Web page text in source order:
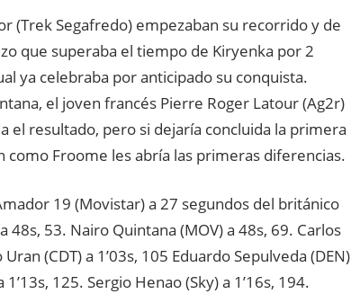
(Trek Segafredo) empezaban su recorrido y de
que superaba el tiempo de Kiryenka por 2
ya celebraba por anticipado su conquista.
el joven francés Pierre Roger Latour (Ag2r)
el resultado, pero si dejaría concluida la primera
Froome les abría las primeras diferencias.
19 (Movistar) a 27 segundos del británico
48s, 53. Nairo Quintana (MOV) a 48s, 69. Carlos
(CDT) a 1’03s, 105 Eduardo Sepulveda (DEN)
125. Sergio Henao (Sky) a 1’16s, 194.